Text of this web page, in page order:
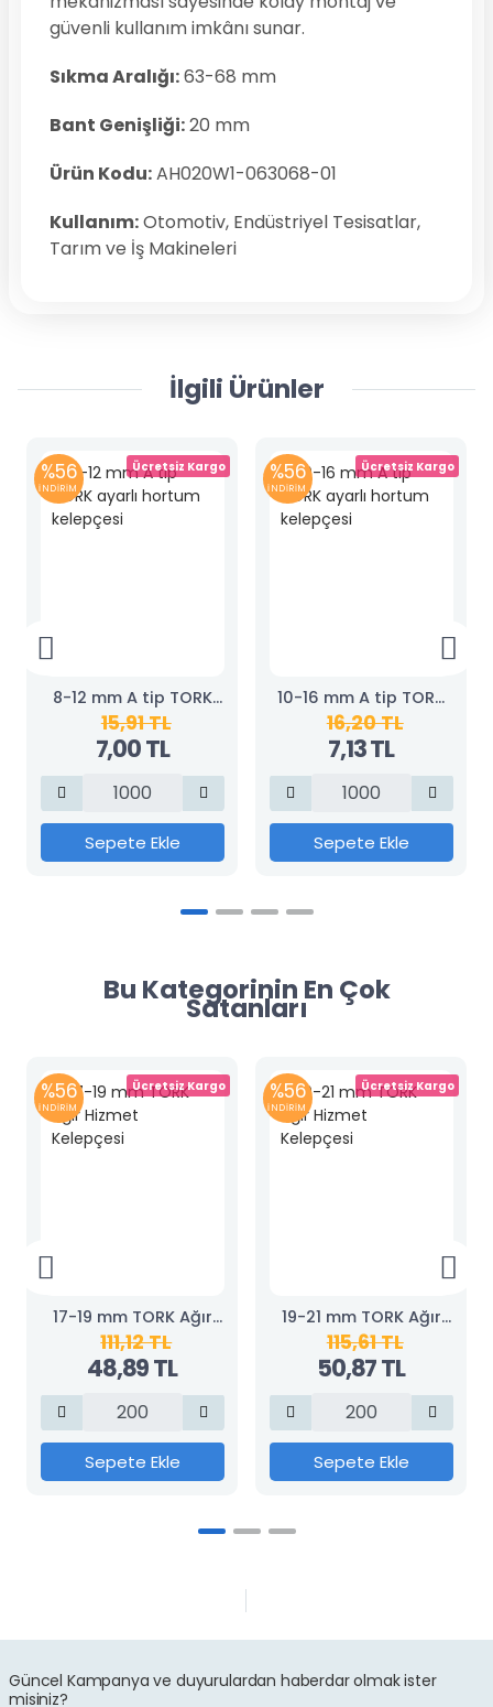
güvenli kullanım imkânı sunar.
Sıkma Aralığı:63-68 mm
Bant Genişliği:20 mm
Ürün Kodu:AH020W1-063068-01
Kullanım:Otomotiv, Endüstriyel Tesisatlar,
Tarım ve İş Makineleri
İlgili Ürünler
%56
İNDİRİM
Ücretsiz Kargo
8-12 mm A tip TORK
ayarlı hortum
kelepçesi
15,91 TL
7,00 TL
Sepete Ekle
%56
İNDİRİM
Ücretsiz Kargo
10-16 mm A tip TORK
ayarlı hortum
kelepçesi
16,20 TL
7,13 TL
Sepete Ekle
Bu Kategorinin En Çok
Satanları
%56
İNDİRİM
Ücretsiz Kargo
17-19 mm TORK Ağır
Hizmet Kelepçesi
111,12 TL
48,89 TL
Sepete Ekle
%56
İNDİRİM
Ücretsiz Kargo
19-21 mm TORK Ağır
Hizmet Kelepçesi
115,61 TL
50,87 TL
Sepete Ekle
Güncel Kampanya ve duyurulardan haberdar olmak ister
misiniz?